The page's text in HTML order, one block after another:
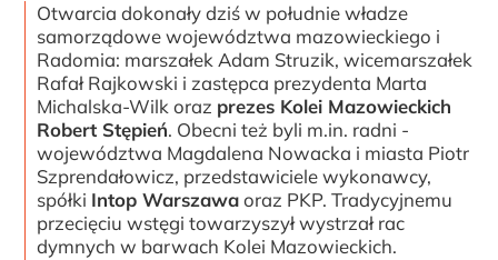
Otwarcia dokonały dziś w południe władze
samorządowe województwa mazowieckiego i
Radomia: marszałek Adam Struzik, wicemarszałek
Rafał Rajkowski i zastępca prezydenta Marta
Michalska-Wilk oraz prezes Kolei Mazowieckich
Robert Stępień. Obecni też byli m.in. radni -
województwa Magdalena Nowacka i miasta Piotr
Szprendałowicz, przedstawiciele wykonawcy,
spółki Intop Warszawaoraz PKP. Tradycyjnemu
przecięciu wstęgi towarzyszył wystrzał rac
dymnych w barwach Kolei Mazowieckich.